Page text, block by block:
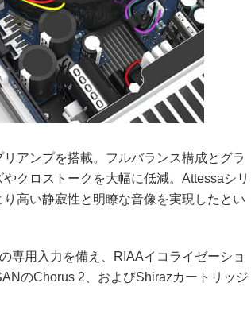
アンプを搭載。フルバランス構成とグラ
クロストークを大幅に低減。Attessaシリ
高い静寂性と明瞭な音像を実現したとい
専用入力を備え、RIAAイコライゼーショ
のChorus 2、およびShirazカートリッジ